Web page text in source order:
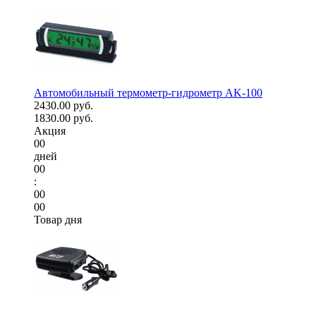
Автомобильный термометр-гидрометр AK-100
2430.00 руб.
1830.00 руб.
Акция
00
дней
00
:
00
00
Товар дня